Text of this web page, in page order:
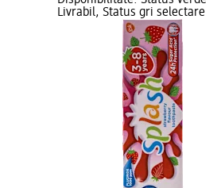
Livrabil, Status gri selectare